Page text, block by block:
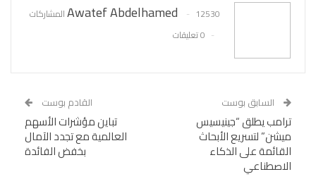
Awatef Abdelhamed
12530 المشاركات
0 تعليقات
السابق بوست
ترامب يطلق “جينيسيس
ميشن” لتسريع الأبحاث
القائمة على الذكاء
الاصطناعي
القادم بوست
تباين مؤشرات الأسهم
العالمية مع تجدد الآمال
بخفض الفائدة